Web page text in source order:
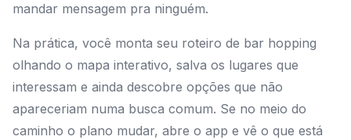
mandar mensagem pra ninguém.
Na prática, você monta seu roteiro de bar hopping
olhando o mapa interativo, salva os lugares que
interessam e ainda descobre opções que não
apareceriam numa busca comum. Se no meio do
caminho o plano mudar, abre o app e vê o que está